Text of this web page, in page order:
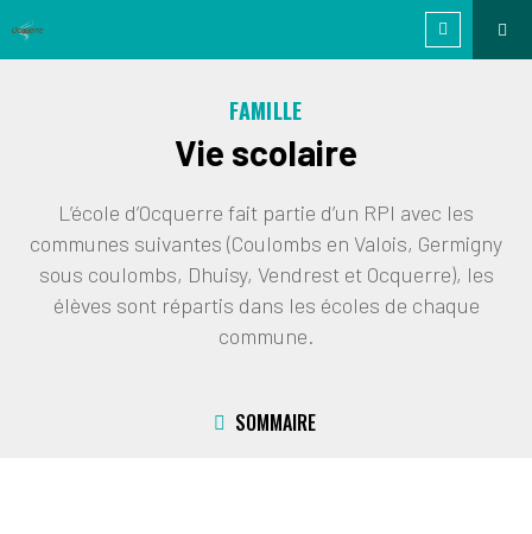
FAMILLE
Vie scolaire
L’école d’Ocquerre fait partie d’un RPI avec les
communes suivantes (Coulombs en Valois, Germigny
sous coulombs, Dhuisy, Vendrest et Ocquerre), les
élèves sont répartis dans les écoles de chaque
commune.
SOMMAIRE